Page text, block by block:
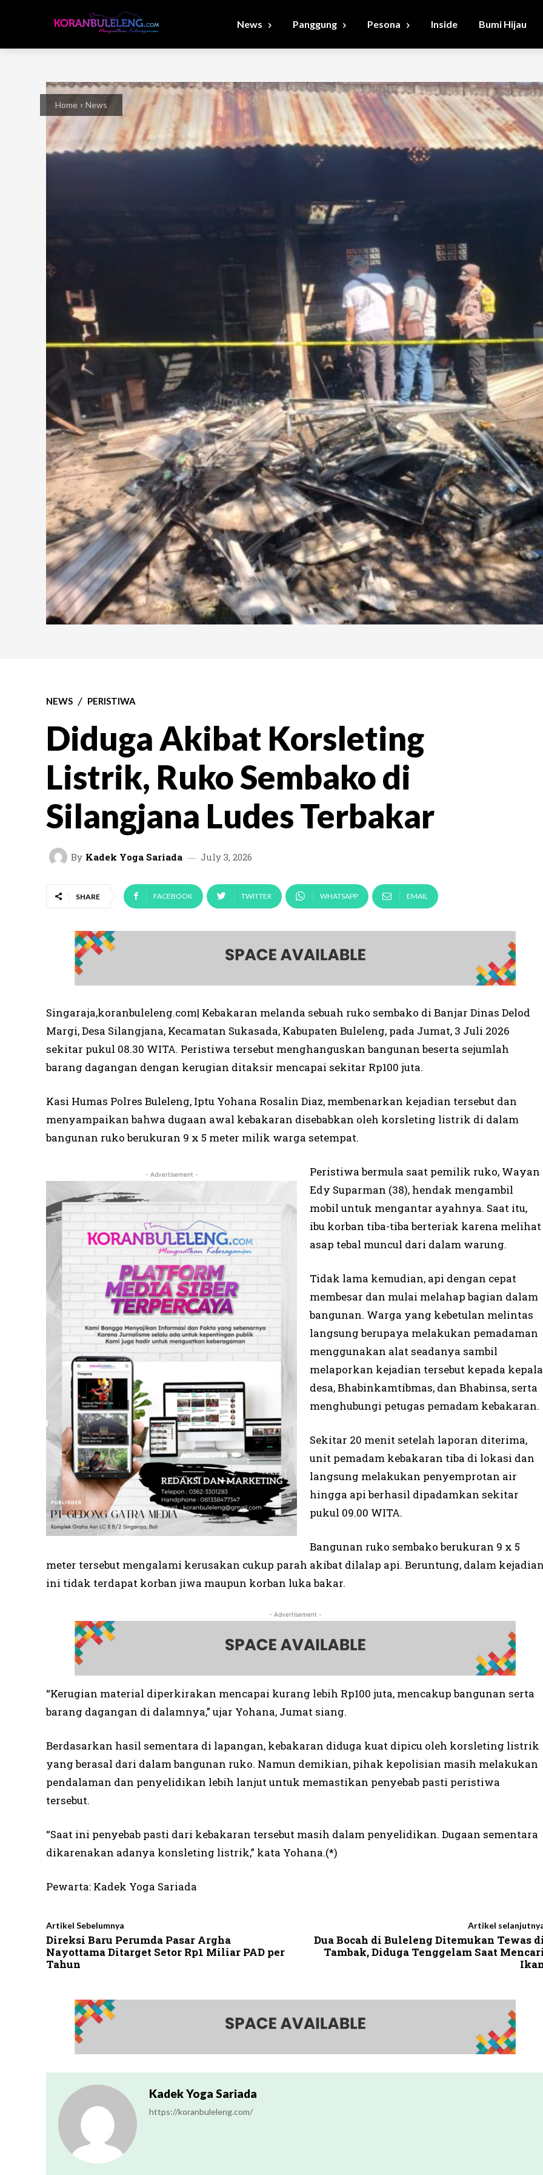
News Panggung Pesona Inside Bumi Hijau
Home News
NEWS PERISTIWA
Diduga Akibat Korsleting
Listrik, Ruko Sembako di
Silangjana Ludes Terbakar
By Kadek Yoga Sariada July 3, 2026
SHARE FACEBOOK TWITTER WHATSAPP EMAIL
Singaraja,koranbuleleng.com| Kebakaran melanda sebuah ruko sembako di Banjar Dinas Delod
Margi, Desa Silangjana, Kecamatan Sukasada, Kabupaten Buleleng, pada Jumat, 3 Juli 2026
sekitar pukul 08.30 WITA. Peristiwa tersebut menghanguskan bangunan beserta sejumlah
barang dagangan dengan kerugian ditaksir mencapai sekitar Rp100 juta.
Kasi Humas Polres Buleleng, Iptu Yohana Rosalin Diaz, membenarkan kejadian tersebut dan
menyampaikan bahwa dugaan awal kebakaran disebabkan oleh korsleting listrik di dalam
bangunan ruko berukuran 9 x 5 meter milik warga setempat.
- Advertisement -
Peristiwa bermula saat pemilik ruko, Wayan
Edy Suparman (38), hendak mengambil
mobil untuk mengantar ayahnya. Saat itu,
ibu korban tiba-tiba berteriak karena melihat
asap tebal muncul dari dalam warung.
Tidak lama kemudian, api dengan cepat
membesar dan mulai melahap bagian dalam
bangunan. Warga yang kebetulan melintas
langsung berupaya melakukan pemadaman
menggunakan alat seadanya sambil
melaporkan kejadian tersebut kepada kepala
desa, Bhabinkamtibmas, dan Bhabinsa, serta
menghubungi petugas pemadam kebakaran.
Sekitar 20 menit setelah laporan diterima,
unit pemadam kebakaran tiba di lokasi dan
langsung melakukan penyemprotan air
hingga api berhasil dipadamkan sekitar
pukul 09.00 WITA.
Bangunan ruko sembako berukuran 9 x 5
meter tersebut mengalami kerusakan cukup parah akibat dilalap api. Beruntung, dalam
ini tidak terdapat korban jiwa maupun korban luka bakar.
- Advertisement -
“Kerugian material diperkirakan mencapai kurang lebih Rp100 juta, mencakup bangunan serta
barang dagangan di dalamnya,” ujar Yohana, Jumat siang.
Berdasarkan hasil sementara di lapangan, kebakaran diduga kuat dipicu oleh korsleting listrik
yang berasal dari dalam bangunan ruko. Namun demikian, pihak kepolisian masih melakukan
pendalaman dan penyelidikan lebih lanjut untuk memastikan penyebab pasti peristiwa
tersebut.
“Saat ini penyebab pasti dari kebakaran tersebut masih dalam penyelidikan. Dugaan sementara
dikarenakan adanya konsleting listrik,” kata Yohana.(*)
Pewarta: Kadek Yoga Sariada
Artikel Sebelumnya
Direksi Baru Perumda Pasar Argha
Nayottama Ditarget Setor Rp1 Miliar PAD per
Tahun
Artikel
Dua Bocah di Buleleng Ditemukan Tewas
Tambak, Diduga Tenggelam Saat
Kadek Yoga Sariada
https://koranbuleleng.com/